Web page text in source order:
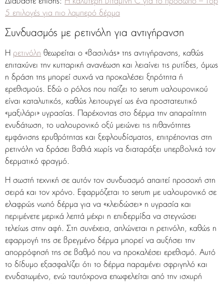
5 επιλογές για πιο λαμπερό δέρμα
Συνδυασμός με ρετινόλη για αντιγήρανση
Η ρετινόλη θεωρείται ο «βασιλιάς» της αντιγήρανσης, καθώς
επιταχύνει την κυτταρική ανανέωση και λειαίνει τις ρυτίδες, όμως
η δράση της μπορεί συχνά να προκαλέσει ξηρότητα ή
ερεθισμούς. Εδώ ο ρόλος που παίζει το serum υαλουρονικού
είναι καταλυτικός, καθώς λειτουργεί ως ένα προστατευτικό
«μαξιλάρι» υγρασίας. Παρέχοντας στο δέρμα την απαραίτητη
ενυδάτωση, το υαλουρονικό οξύ μειώνει τις πιθανότητες
εμφάνισης ερυθρότητας και ξεφλουδίσματος, επιτρέποντας στη
ρετινόλη να δράσει βαθιά χωρίς να διαταράξει υπερβολικά τον
δερματικό φραγμό.
Η σωστή τεχνική σε αυτόν τον συνδυασμό απαιτεί προσοχή στη
σειρά και τον χρόνο. Εφαρμόζεται το serum με υαλουρονικό σε
ελαφρώς νωπό δέρμα για να «κλειδώσει» η υγρασία και
περιμένετε μερικά λεπτά μέχρι η επιδερμίδα να στεγνώσει
τελείως στην αφή. Στη συνέχεια, απλώνεται η ρετινόλη, καθώς η
εφαρμογή της σε βρεγμένο δέρμα μπορεί να αυξήσει την
απορρόφησή της σε βαθμό που να προκαλέσει ερεθισμό. Αυτό
το δίδυμο εξασφαλίζει ότι το δέρμα παραμένει σφριγηλό και
ενυδατωμένο, ενώ ταυτόχρονα επωφελείται από την ισχυρή